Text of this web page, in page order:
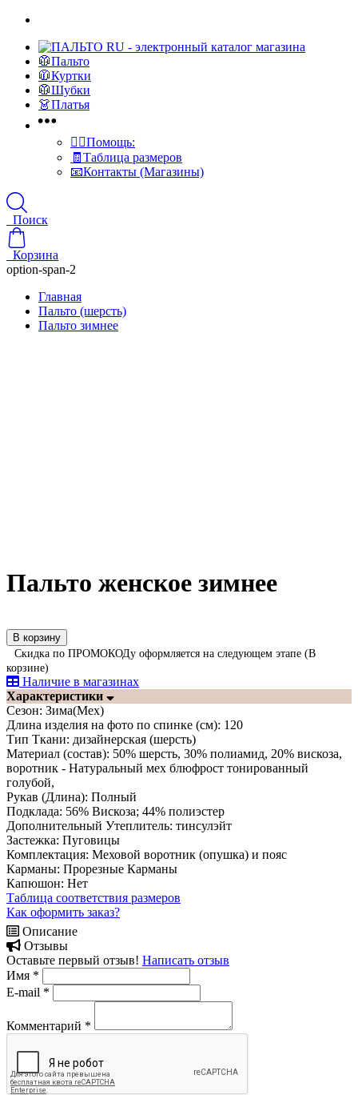
🥼Пальто
🧥Куртки
🥼Шубки
👗Платья
👍🏻Помощь:
🧾Таблица размеров
📧Контакты (Магазины)
Поиск
Корзина
option-span-2
Главная
Пальто (шерсть)
Пальто зимнее
Пальто женское зимнее
В корзину
Скидка по ПРОМОКОДу оформляется на следующем этапе (В
корзине)
Наличие в магазинах
Характеристики
Сезон: Зима(Мех)
Длина изделия на фото по спинке (см): 120
Тип Ткани: дизайнерская (шерсть)
Материал (состав): 50% шерсть, 30% полиамид, 20% вискоза,
воротник - Натуральный мех блюфрост тонированный
голубой,
Рукав (Длина): Полный
Подклада: 56% Вискоза; 44% полиэстер
Дополнительный Утеплитель: тинсулэйт
Застежка: Пуговицы
Комплектация: Меховой воротник (опушка) и пояс
Карманы: Прорезные Карманы
Капюшон: Нет
Таблица соответствия размеров
Как оформить заказ?
Описание
Отзывы
Оставьте первый отзыв! Написать отзыв
Имя *
E-mail *
Комментарий *